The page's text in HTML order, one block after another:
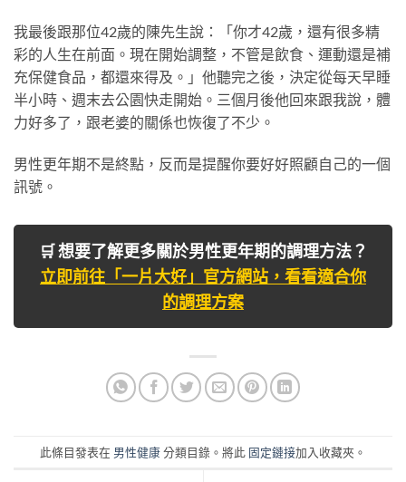
我最後跟那位42歲的陳先生說：「你才42歲，還有很多精
彩的人生在前面。現在開始調整，不管是飲食、運動還是補
充保健食品，都還來得及。」他聽完之後，決定從每天早睡
半小時、週末去公園快走開始。三個月後他回來跟我說，體
力好多了，跟老婆的關係也恢復了不少。
男性更年期不是終點，反而是提醒你要好好照顧自己的一個
訊號。
🛒 想要了解更多關於男性更年期的調理方法？
立即前往「一片大好」官方網站，看看適合你
的調理方案
此條目發表在 男性健康分類目錄。將此 固定鏈接加入收藏夾。